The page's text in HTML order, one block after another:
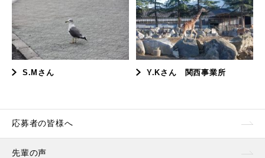
S.Mさん Y.Kさん 関西事業所
応募者の皆様へ
先輩の声